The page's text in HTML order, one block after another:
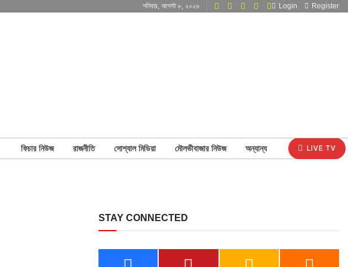
শনিবার, আগস্ট ৮, ২০২৬ Login Register
ফিচার নিউজ রাজনীতি সোশ্যাল মিডিয়া মৌলভীবাজার নিউজ অন্যান্য LIVE TV
STAY CONNECTED